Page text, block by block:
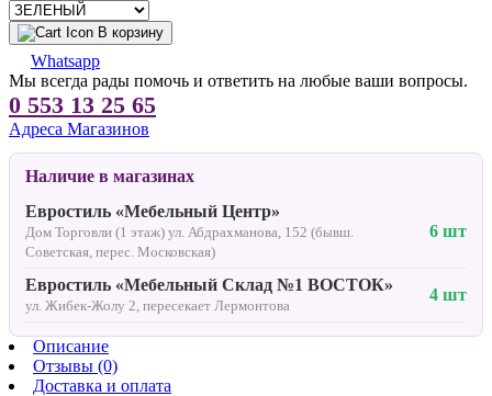
В корзину
Whatsapp
Мы всегда рады помочь и ответить на любые ваши вопросы.
0 553 13 25 65
Адреса Магазинов
Наличие в магазинах
Евростиль «Мебельный Центр»
Дом Торговли (1 этаж) ул. Абдрахманова, 152 (бывш.
Советская, перес. Московская)
6 шт
Евростиль «Мебельный Склад №1 ВОСТОК»
ул. Жибек-Жолу 2, пересекает Лермонтова
4 шт
Описание
Отзывы (0)
Доставка и оплата